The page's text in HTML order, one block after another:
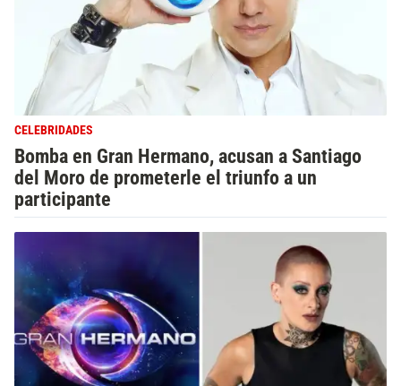
CELEBRIDADES
Bomba en Gran Hermano, acusan a Santiago
del Moro de prometerle el triunfo a un
participante